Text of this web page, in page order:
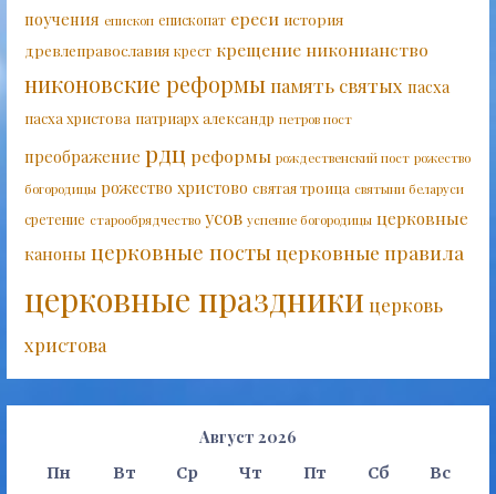
поучения епископ епископат ереси история
древлеправославия крест крещение никонианство
никоновские реформыпамять святых пасха
пасха христова патриарх александр петров пост
преображение рдц реформы рождественский пост рожество
богородицы рожество христово святая троица святыни беларуси
сретение старообрядчество усов успение богородицы церковные
каноны церковные постыцерковные правила
церковные праздникицерковь
христова
Август 2026
Пн Вт Ср Чт Пт Сб Вс